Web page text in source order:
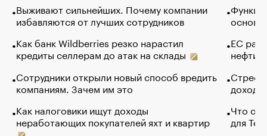
Выживают сильнейших. Почему компании
избавляются от лучших сотрудников
Как банк Wildberries резко нарастил
кредиты селлерам до атак на склады
Сотрудники открыли новый способ вредить
компаниям. Зачем им это
Как налоговики ищут доходы
неработающих покупателей яхт и квартир
основ
ЕС
нефти
Что
для